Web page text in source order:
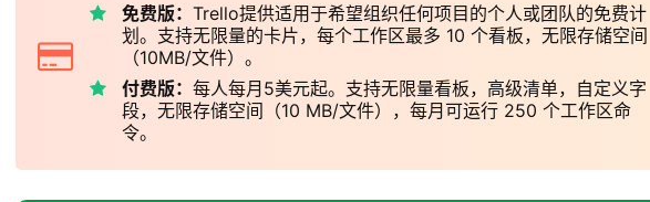
免费版： Trello提供适用于希望组织任何项目的个人或团队的免费计
划。支持无限量的卡片，每个工作区最多 10 个看板，无限存储空间
（10MB/文件）。
付费版： 每人每月5美元起。支持无限量看板，高级清单，自定义字
段，无限存储空间（10 MB/文件），每月可运行 250 个工作区命
令。